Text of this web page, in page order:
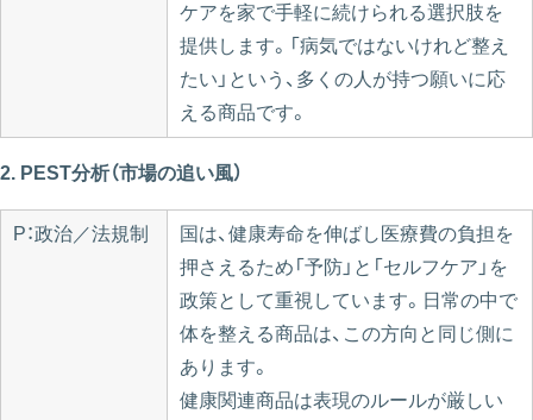
ケアを家で手軽に続けられる選択肢を
提供します。「病気ではないけれど整え
たい」という、多くの人が持つ願いに応
える商品です。
2. PEST分析（市場の追い風）
P：政治／法規制
国は、健康寿命を伸ばし医療費の負担を
押さえるため「予防」と「セルフケア」を
政策として重視しています。日常の中で
体を整える商品は、この方向と同じ側に
あります。
健康関連商品は表現のルールが厳しい